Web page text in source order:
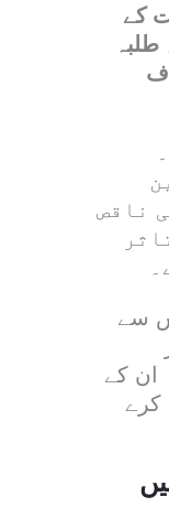
کے
ناقص
سے
ان کے
کرے